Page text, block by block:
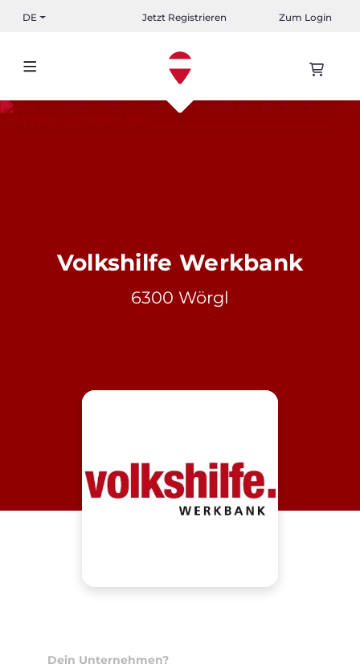
DE Jetzt Registrieren Zum Login
Volkshilfe Werkbank
6300 Wörgl
Dein Unternehmen?